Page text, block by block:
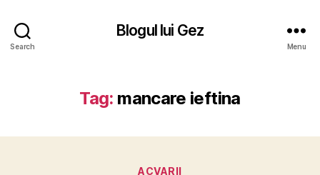
Search
Blogul lui Gez
Menu
Tag: mancare ieftina
Categories
ACVARII